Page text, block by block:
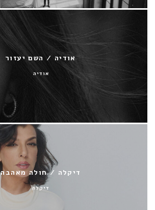
אודיה / השם יעזור
אודיה
דיקלה / חולה מאהבה
דיקלה